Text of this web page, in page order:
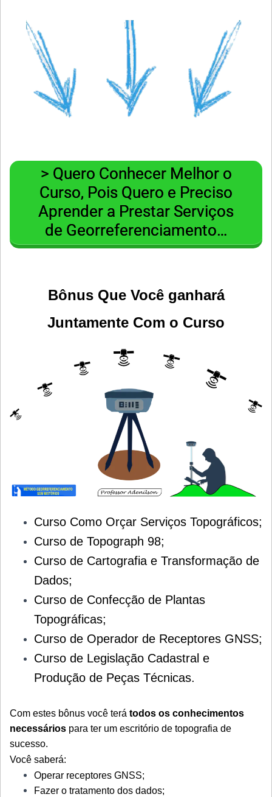
> Quero Conhecer Melhor o
Curso, Pois Quero e Preciso
Aprender a Prestar Serviços
de Georreferenciamento…
Bônus Que Você ganhará
Juntamente Com o Curso
Curso Como Orçar Serviços Topográficos;
Curso de Topograph 98;
Curso de Cartografia e Transformação de
Dados;
Curso de Confecção de Plantas
Topográficas;
Curso de Operador de Receptores GNSS;
Curso de Legislação Cadastral e
Produção de Peças Técnicas.
Com estes bônus você terá todos os conhecimentos
necessários para ter um escritório de topografia de
sucesso.
Você saberá:
Operar receptores GNSS;
Fazer o tratamento dos dados;